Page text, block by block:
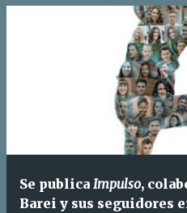
Se publica Impulso,
Barei y sus seguidores